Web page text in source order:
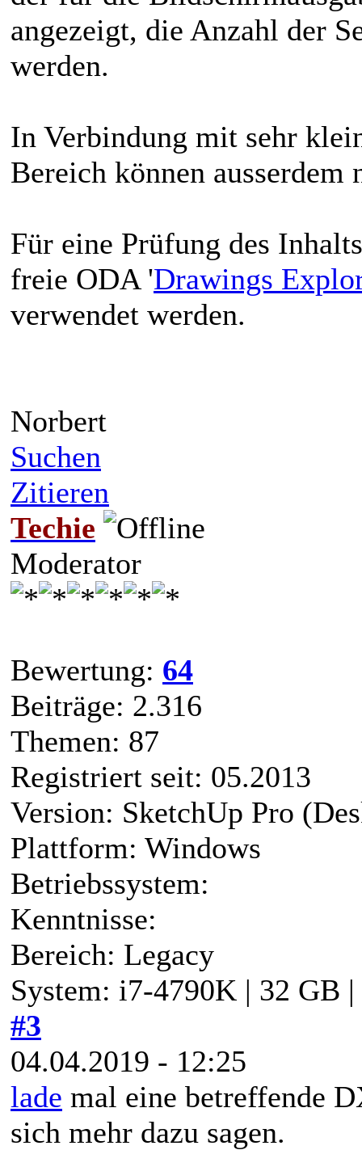
angezeigt, die Anzahl der
werden.
In Verbindung mit sehr
Bereich können
Für eine Prüfung des
freie ODA 'Drawings
verwendet werden.
Norbert
Suchen
Zitieren
Techie
Moderator
Bewertung: 64
Beiträge: 2.316
Themen: 87
Registriert seit: 05.2013
Version: SketchUp Pro
Plattform: Windows
Betriebssystem:
Kenntnisse:
Bereich: Legacy
System: i7-4790K | 32 GB
#3
04.04.2019 - 12:25
lade mal eine betreffende
sich mehr dazu sagen.